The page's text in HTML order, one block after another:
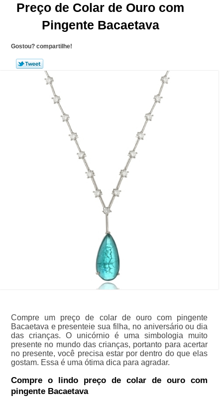
Preço de Colar de Ouro com
Pingente Bacaetava
Gostou? compartilhe!
Compre um preço de colar de ouro com pingente
Bacaetava e presenteie sua filha, no aniversário ou dia
das crianças. O unicórnio é uma simbologia muito
presente no mundo das crianças, portanto para acertar
no presente, você precisa estar por dentro do que elas
gostam. Essa é uma ótima dica para agradar.
Compre o lindo preço de colar de ouro com
pingente Bacaetava